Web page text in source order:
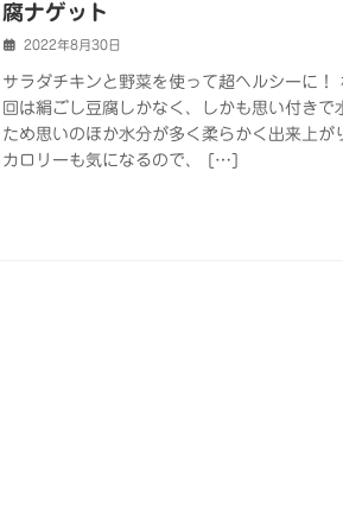
腐ナゲット
2022年8月30日
サラダチキンと野菜を使って超ヘルシーに！
回は絹ごし豆腐しかなく、しかも思い付きで
ため思いのほか水分が多く柔らかく出来上が
カロリーも気になるので、 […]